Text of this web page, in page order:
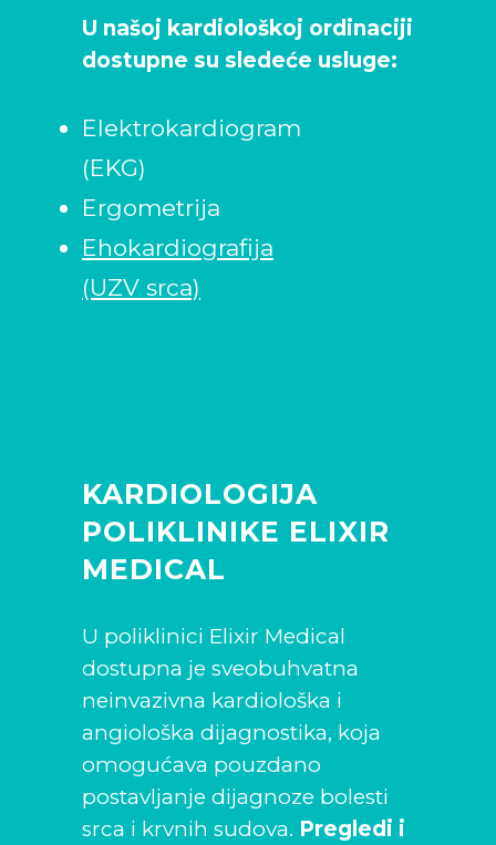
U našoj kardiološkoj ordinaciji
dostupne su sledeće usluge:
Elektrokardiogram
(EKG)
Ergometrija
Ehokardiografija
(UZV srca)
KARDIOLOGIJA
POLIKLINIKE ELIXIR
MEDICAL
U poliklinici Elixir Medical
dostupna je sveobuhvatna
neinvazivna kardiološka i
angiološka dijagnostika, koja
omogućava pouzdano
postavljanje dijagnoze bolesti
srca i krvnih sudova. Pregledi i